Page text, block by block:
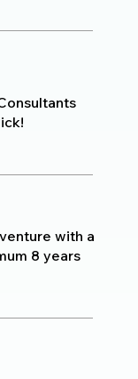
with a
8 years